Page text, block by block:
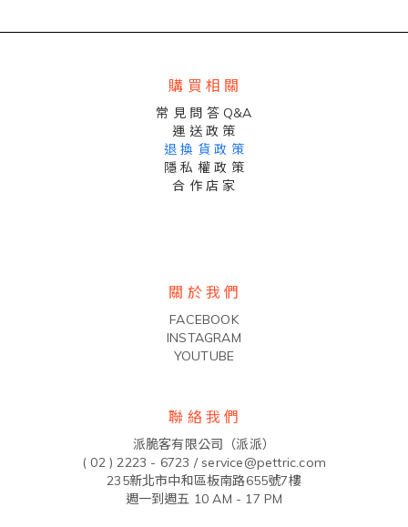
購 買 相 關
常 見 問 答 Q&A
運 送 政 策
退 換 貨 政 策
隱 私 權 政 策
合 作 店 家
關 於 我 們
FACEBOOK
INSTAGRAM
YOUTUBE
聯 絡 我 們
派脆客有限公司（派派）
( 02 ) 2223 - 6723 / service@pettric.com
235新北市中和區板南路655號7樓
週一到週五 10 AM - 17 PM